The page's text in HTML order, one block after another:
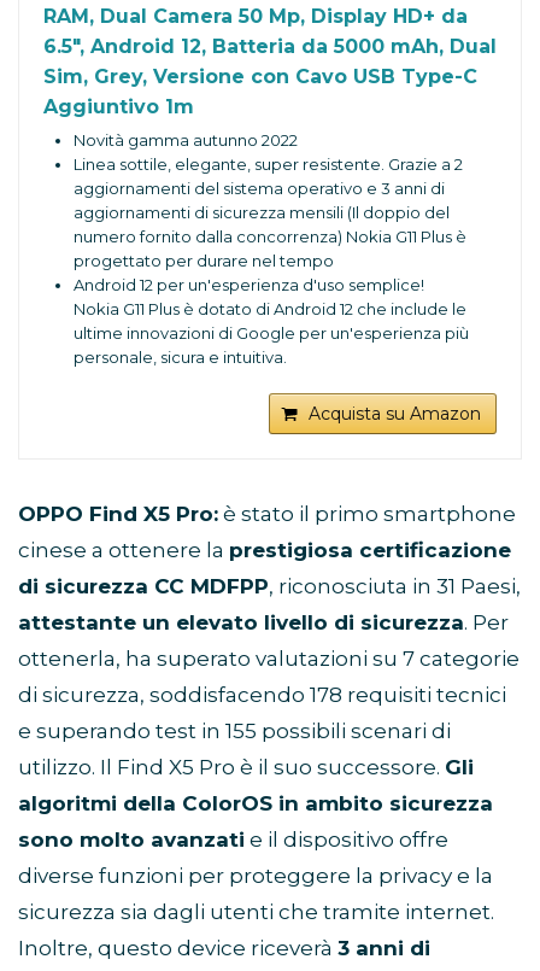
RAM, Dual Camera 50 Mp, Display HD+ da
6.5″, Android 12, Batteria da 5000 mAh, Dual
Sim, Grey, Versione con Cavo USB Type-C
Aggiuntivo 1m
Novità gamma autunno 2022
Linea sottile, elegante, super resistente. Grazie a 2
aggiornamenti del sistema operativo e 3 anni di
aggiornamenti di sicurezza mensili (Il doppio del
numero fornito dalla concorrenza) Nokia G11 Plus è
progettato per durare nel tempo
Android 12 per un'esperienza d'uso semplice!
Nokia G11 Plus è dotato di Android 12 che include le
ultime innovazioni di Google per un'esperienza più
personale, sicura e intuitiva.
aggiornamento di 90 Hz ti permettono di giocare
e vedere video e film in streaming senza
HDR per catturare contenuti belli e condivisibili,
giorno e notte. Fotocamera anteriore da 8 mp per
scattare ottimi selfie
Batteria da 5050 mAh per una durata di 3 giorni
con una sola ricarica. Con la funzione Super
Battery Saver, puoi andare ancora oltre quando ne
hai più bisogno.
Acquista su Amazon
OPPO Find X5 Pro: è stato il primo smartphone
cinese a ottenere la prestigiosa certificazione
di sicurezza CC MDFPP, riconosciuta in 31 Paesi,
attestante un elevato livello di sicurezza. Per
ottenerla, ha superato valutazioni su 7 categorie
di sicurezza, soddisfacendo 178 requisiti tecnici
e superando test in 155 possibili scenari di
utilizzo. Il Find X5 Pro è il suo successore. Gli
algoritmi della ColorOS in ambito sicurezza
sono molto avanzati e il dispositivo offre
diverse funzioni per proteggere la privacy e la
sicurezza sia dagli utenti che tramite internet.
Inoltre, questo device riceverà 3 anni di